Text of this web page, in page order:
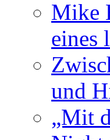
Mike
eines
und
„Mit